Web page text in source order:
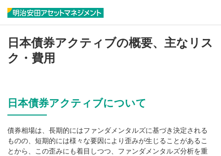
日本債券アクティブの概要、主なリス
ク・費用
日本債券アクティブについて
債券相場は、長期的にはファンダメンタルズに基づき決定される
ものの、短期的には様々な要因により歪みが生じることがあるこ
とから、この歪みにも着目しつつ、ファンダメンタルズ分析を重